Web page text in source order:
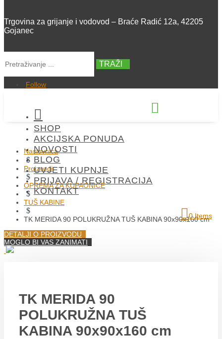
Trgovina za grijanje i vodovod – Braće Radić 12a, 42205
Gojanec
TRAŽI
Follow


SHOP
AKCIJSKA PONUDA
NOVOSTI
BLOG
UVJETI KUPNJE
PRIJAVA / REGISTRACIJA
KONTAKT
0 Items
Naslovnica
$
Proizvodi
$
OPREMA ZA KUPAONICE
$
TUŠ KABINE
$
TK MERIDA 90 POLUKRUŽNA TUŠ KABINA 90x90x160 cm
DETALJI O PROIZVODU
MOGLO BI VAS ZANIMATI
TK MERIDA 90
POLUKRUŽNA TUŠ
KABINA 90x90x160 cm